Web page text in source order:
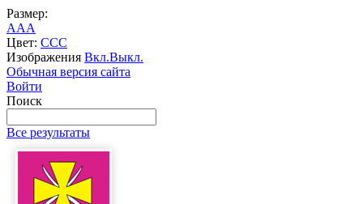
Размер:
AAA
Цвет: CCC
Изображения Вкл.Выкл.
Обычная версия сайта
Войти
Поиск
Все результаты